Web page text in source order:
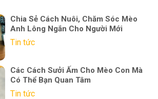
Chia Sẻ Cách Nuôi, Chăm Sóc Mèo
Anh Lông Ngắn Cho Người Mới
Tin tức
Các Cách Sưởi Ấm Cho Mèo Con Mà
Có Thể Bạn Quan Tâm
Tin tức